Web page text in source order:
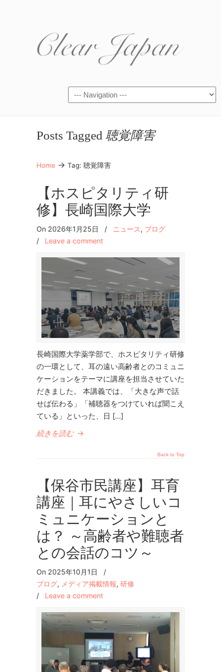
Posts Tagged 聴覚障害
Home → Tag: 聴覚障害
【ホスピタリティ研
修】長崎国際大学
On 2026年1月25日 / ニュース, ブログ
/ Leave a comment
長崎国際大学薬学部で、ホスピタリティ研修
の一環として、耳の遠い高齢者とのコミュニ
ケーションをテーマに講座を担当させていた
だきました。 本講義では、「大きな声で話
せば伝わる」「補聴器をつけていれば聞こえ
ている」といった、日 […]
続きを読む →
Back to Top
【保谷市民講座】耳育
講座｜耳にやさしいコ
ミュニケーションと
は？ ～高齢者や難聴者
との会話のコツ～
On 2025年10月1日
/
ブログ, メディア掲載情報, 研修
/ Leave a comment